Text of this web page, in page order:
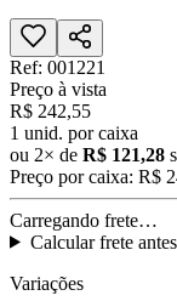
Ref: 001221
Preço à vista
R$ 242,55
1 unid. por caixa
ou 2× de R$ 121,28
Preço por caixa: R$
Carregando frete…
Calcular frete
Variações